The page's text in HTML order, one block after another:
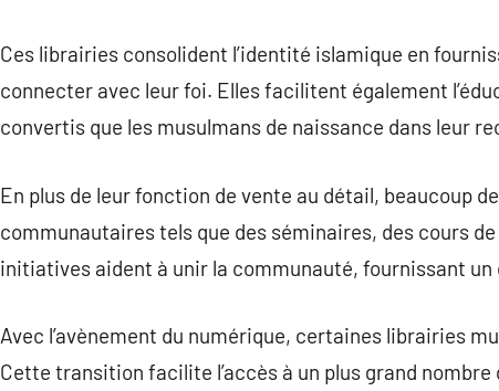
Ces librairies consolident l’identité islamique en
connecter avec leur foi. Elles facilitent également
convertis que les musulmans de naissance dans leur
En plus de leur fonction de vente au détail, beaucoup
communautaires tels que des séminaires, des cours
initiatives aident à unir la communauté, fournissant un
Avec l’avènement du numérique, certaines librairies
Cette transition facilite l’accès à un plus grand